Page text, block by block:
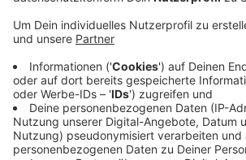
Angefangen bei der Entstehung des
vor rund 4,6 Milliarden Jahren.
Düsseldorfer Aufklärungsdienst, der
auch Patenschaften zur
kosten 450 Euro für drei Jahre. Zum